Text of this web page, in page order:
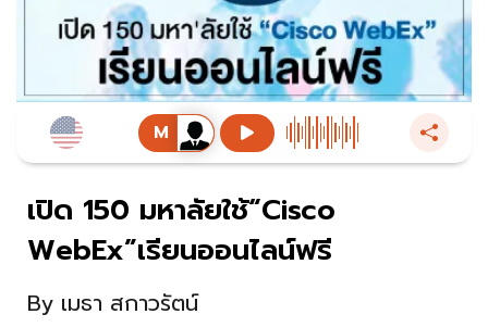
เปิด 150 มหาลัยใช้“Cisco
WebEx”เรียนออนไลน์ฟรี
By เมธา สกาวรัตน์